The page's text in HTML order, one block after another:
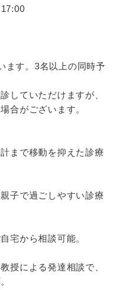
ます。3名以上の同時予
していただけますが、
合がございます。
まで移動を抑えた診療
子で過ごしやすい診療
宅から相談可能。
授による発達相談で、